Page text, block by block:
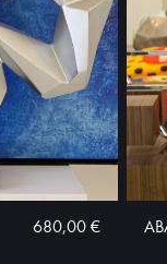
680,00 €